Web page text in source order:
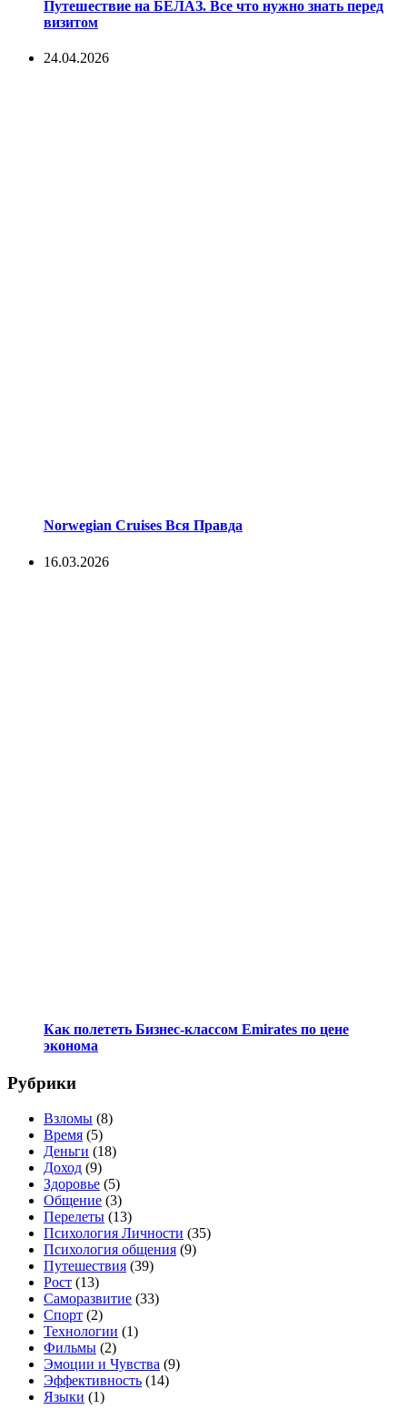
Путешествие на БЕЛАЗ. Все что нужно знать перед
визитом
24.04.2026
Norwegian Cruises Вся Правда
16.03.2026
Как полететь Бизнес-классом Emirates по цене
эконома
Рубрики
Взломы (8)
Время (5)
Деньги (18)
Доход (9)
Здоровье (5)
Общение (3)
Перелеты (13)
Психология Личности (35)
Психология общения (9)
Путешествия (39)
Рост (13)
Саморазвитие (33)
Спорт (2)
Технологии (1)
Фильмы (2)
Эмоции и Чувства (9)
Эффективность (14)
Языки (1)